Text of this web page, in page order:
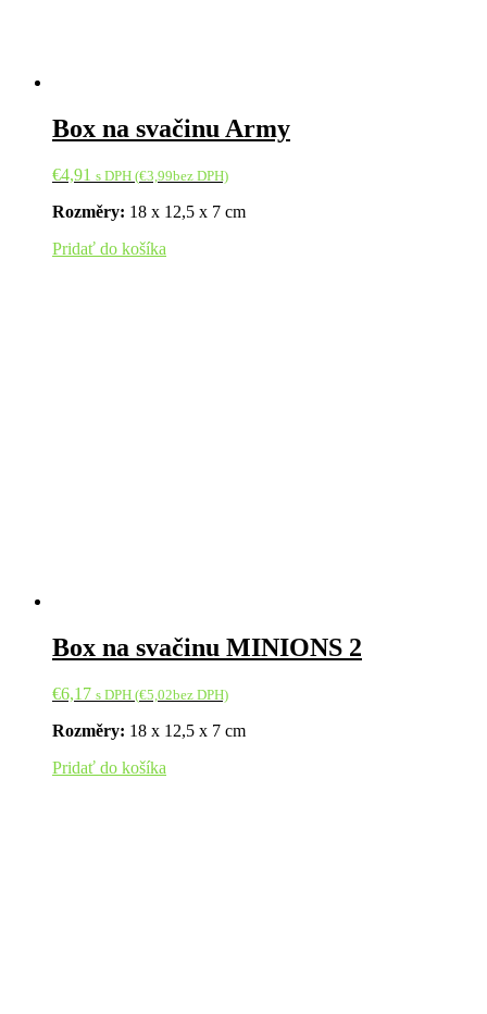
Box na svačinu Army
€4,91 s DPH (€3,99bez DPH)
Rozměry: 18 x 12,5 x 7 cm
Pridať do košíka
Box na svačinu MINIONS 2
€6,17 s DPH (€5,02bez DPH)
Rozměry: 18 x 12,5 x 7 cm
Pridať do košíka